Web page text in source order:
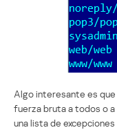
Algo interesante es
fuerza bruta a todos o a
una lista de